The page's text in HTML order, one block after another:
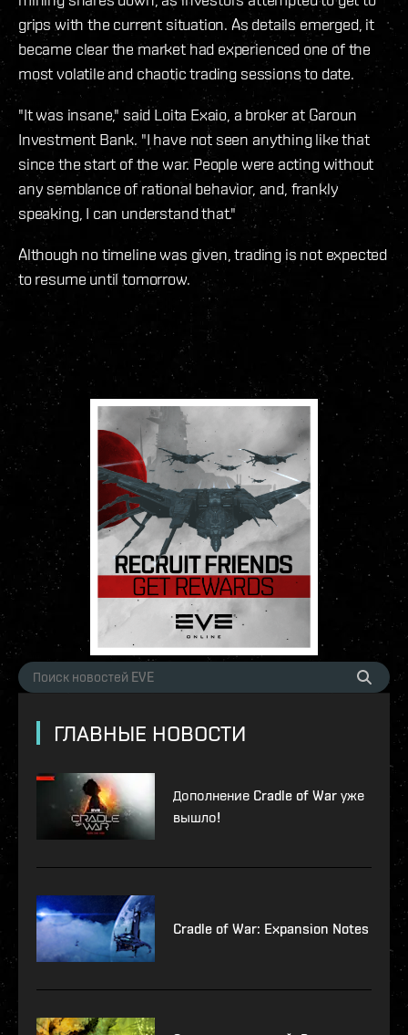
grips with the current situation. As details emerged, it
became clear the market had experienced one of the
most volatile and chaotic trading sessions to date.
"It was insane," said Loita Exaio, a broker at Garoun
Investment Bank. "I have not seen anything like that
since the start of the war. People were acting without
any semblance of rational behavior, and, frankly
speaking, I can understand that."
Although no timeline was given, trading is not expected
to resume until tomorrow.
ГЛАВНЫЕ НОВОСТИ
Дополнение Cradle of War уже
вышло!
Cradle of War: Expansion Notes